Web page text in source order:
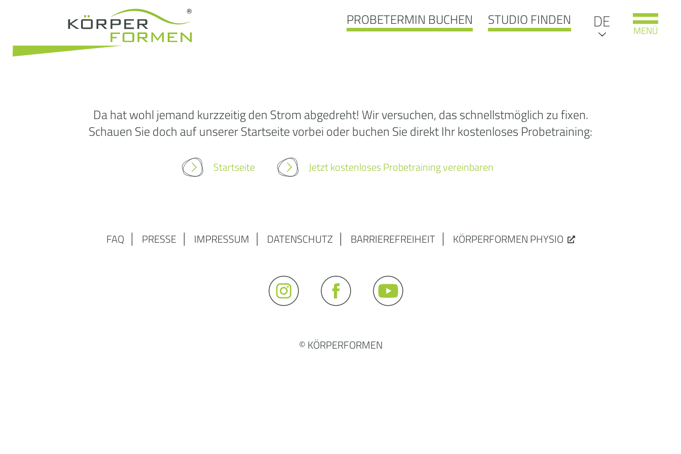
PROBETERMIN BUCHEN STUDIO FINDEN DE
EN
MENÜ
Ooooooooooooooops
404:
Die gesuchte Seite
wurde leider nicht
Da hat wohl jemand kurzzeitig den Strom abgedreht! Wir versuchen, das schnellstmöglich zu fixen.
Schauen Sie doch auf unserer Startseite vorbei oder buchen Sie direkt Ihr kostenloses Probetraining:
Startseite Jetzt kostenloses Probetraining vereinbaren
FAQ PRESSE IMPRESSUM DATENSCHUTZ BARRIEREFREIHEIT KÖRPERFORMEN PHYSIO
© KÖRPERFORMEN